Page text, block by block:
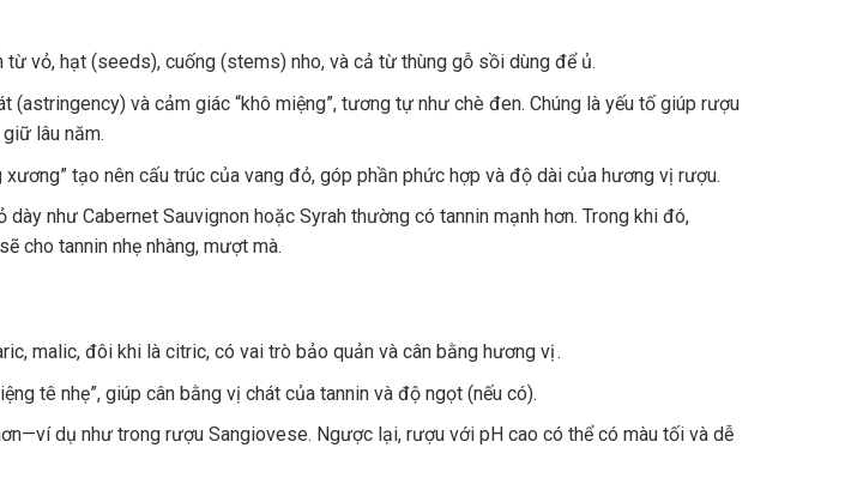
vỏ, hạt (seeds), cuống (stems) nho, và cả từ thùng gỗ sồi dùng để ủ.
(astringency) và cảm giác “khô miệng”, tương tự như chè đen. Chúng là yếu tố giúp rượu
lâu năm.
xương” tạo nên cấu trúc của vang đỏ, góp phần phức hợp và độ dài của hương vị rượu.
dày như Cabernet Sauvignon hoặc Syrah thường có tannin mạnh hơn. Trong khi đó,
cho tannin nhẹ nhàng, mượt mà.
malic, đôi khi là citric, có vai trò bảo quản và cân bằng hương vị .
tê nhẹ”, giúp cân bằng vị chát của tannin và độ ngọt (nếu có).
dụ như trong rượu Sangiovese. Ngược lại, rượu với pH cao có thể có màu tối và dễ